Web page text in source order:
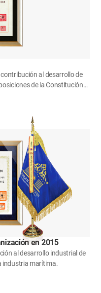
al desarrollo de
de la Constitución
en 2015
al desarrollo industrial de
industria marítima.